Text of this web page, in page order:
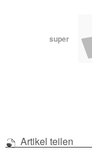
super
Artikel teilen